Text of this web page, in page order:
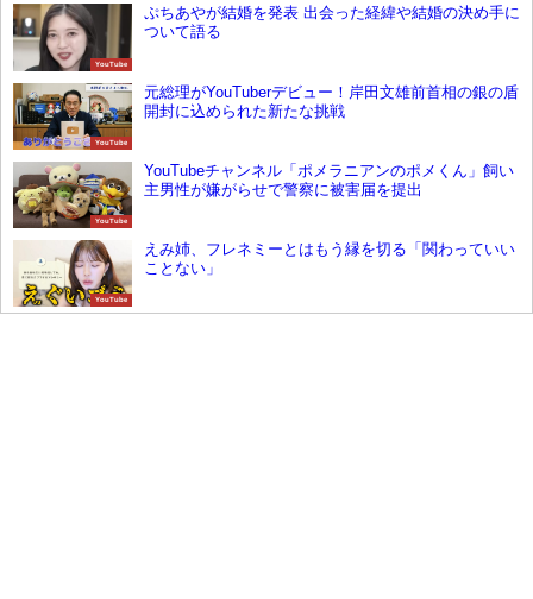
YouTube
ぷちあやが結婚を発表 出会った経緯や結婚の決め手に
ついて語る
YouTube
元総理がYouTuberデビュー！岸田文雄前首相の銀の盾
開封に込められた新たな挑戦
YouTube
YouTubeチャンネル「ポメラニアンのポメくん」飼い
主男性が嫌がらせで警察に被害届を提出
YouTube
えみ姉、フレネミーとはもう縁を切る「関わっていい
ことない」